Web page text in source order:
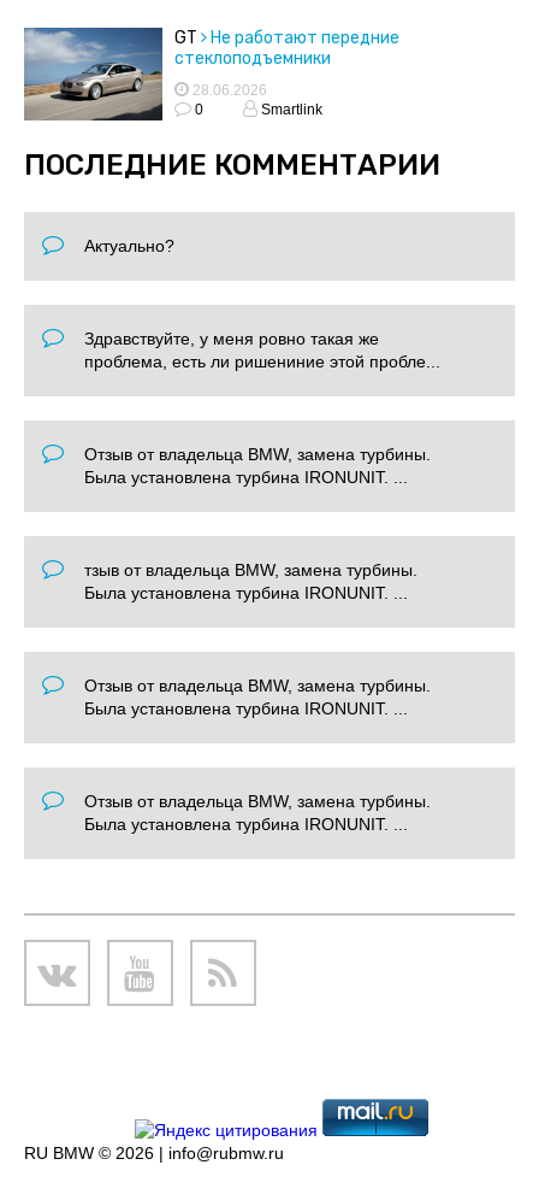
GT
Не работают передние
стеклоподъемники
28.06.2026
0
Smartlink
ПОСЛЕДНИЕ КОММЕНТАРИИ
Актуально?
Здравствуйте, у меня ровно такая же
проблема, есть ли ришениние этой пробле...
Отзыв от владельца BMW, замена турбины.
Была установлена турбина IRONUNIT. ...
тзыв от владельца BMW, замена турбины.
Была установлена турбина IRONUNIT. ...
Отзыв от владельца BMW, замена турбины.
Была установлена турбина IRONUNIT. ...
Отзыв от владельца BMW, замена турбины.
Была установлена турбина IRONUNIT. ...
RU BMW © 2026 | info@rubmw.ru